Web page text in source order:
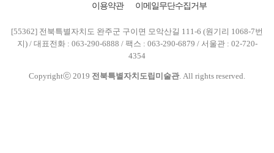
이용약관
이메일무단수집거부
[55362] 전북특별자치도 완주군 구이면 모악산길 111-6 (원기리 1068-7번
지) / 대표전화 : 063-290-6888 / 팩스 : 063-290-6879 / 서울관 : 02-720-
4354
Copyrightⓒ 2019 전북특별자치도립미술관. All rights reserved.